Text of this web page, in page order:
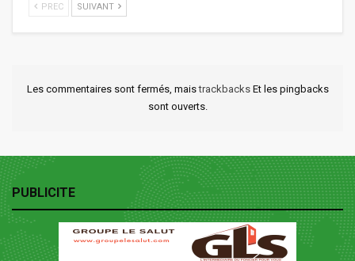
PREC SUIVANT
Les commentaires sont fermés, maistrackbacks Et les pingbacks
sont ouverts.
PUBLICITE